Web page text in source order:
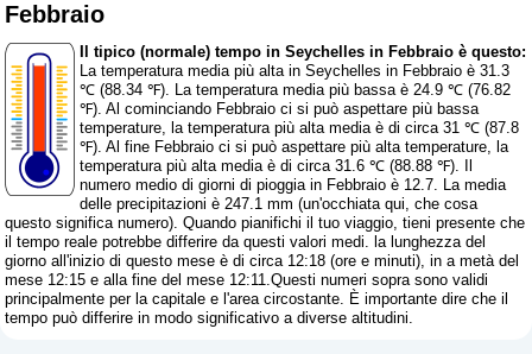
Febbraio
Il tipico (normale) tempo in Seychelles in Febbraio è questo:
La temperatura media più alta in Seychelles in Febbraio è 31.3
℃ (88.34 ℉). La temperatura media più bassa è 24.9 ℃ (76.82
℉). Al cominciando Febbraio ci si può aspettare più bassa
temperature, la temperatura più alta media è di circa 31 ℃ (87.8
℉). Al fine Febbraio ci si può aspettare più alta temperature, la
temperatura più alta media è di circa 31.6 ℃ (88.88 ℉). Il
numero medio di giorni di pioggia in Febbraio è 12.7. La media
delle precipitazioni è 247.1 mm (un'occhiata qui, che cosa
questo significa numero). Quando pianifichi il tuo viaggio, tieni presente che
il tempo reale potrebbe differire da questi valori medi. la lunghezza del
giorno all'inizio di questo mese è di circa 12:18 (ore e minuti), in a metà del
mese 12:15 e alla fine del mese 12:11.Questi numeri sopra sono validi
principalmente per la capitale e l'area circostante. È importante dire che il
tempo può differire in modo significativo a diverse altitudini.